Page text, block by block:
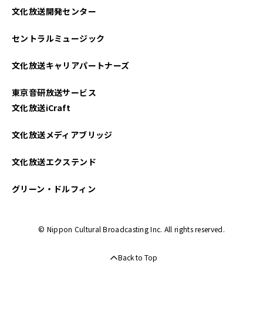
2025年01月
2024年12月
2024年11月
文化放送開発センター
セントラルミュージック
文化放送キャリアパートナーズ
東京音研放送サービス
文化放送iCraft
文化放送メディアブリッジ
文化放送エクステンド
グリーン・ドルフィン
© Nippon Cultural Broadcasting Inc. All rights reserved.
Back to Top